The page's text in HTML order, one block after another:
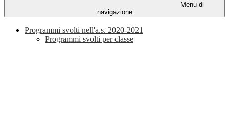
Menu di
navigazione
Programmi svolti nell'a.s. 2020-2021
Programmi svolti per classe